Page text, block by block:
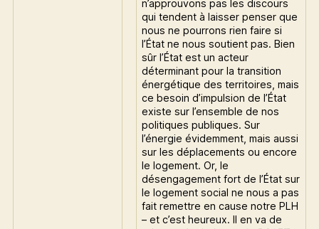
n’approuvons pas les discours
qui tendent à laisser penser que
nous ne pourrons rien faire si
l’État ne nous soutient pas. Bien
sûr l’État est un acteur
déterminant pour la transition
énergétique des territoires, mais
ce besoin d’impulsion de l’État
existe sur l’ensemble de nos
politiques publiques. Sur
l’énergie évidemment, mais aussi
sur les déplacements ou encore
le logement. Or, le
désengagement fort de l’État sur
le logement social ne nous a pas
fait remettre en cause notre PLH
– et c’est heureux. Il en va de